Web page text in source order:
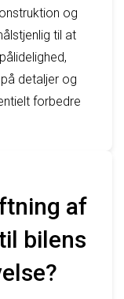
og
til at
detaljer og
forbedre
af
bilens